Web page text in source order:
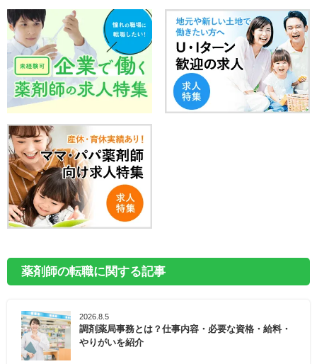
薬剤師の転職に関する記事
2026.8.5
調剤薬局事務とは？仕事内容・必要な資格・給料・
やりがいを紹介